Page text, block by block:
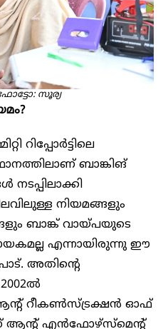
ഫോട്ടോ: സൂര്യ
റിപ്പോർട്ടിലെ
ബാങ്കിങ്
നിയമങ്ങളും
ബാങ്ക് വായ്പയുടെ
എന്നായിരുന്നു ഈ
അതിന്റെ
റീകൺസ്ട്രക്ഷൻ ഓഫ്
ആന്റ് എൻഫോഴ്‌സ്‌മെന്റ്